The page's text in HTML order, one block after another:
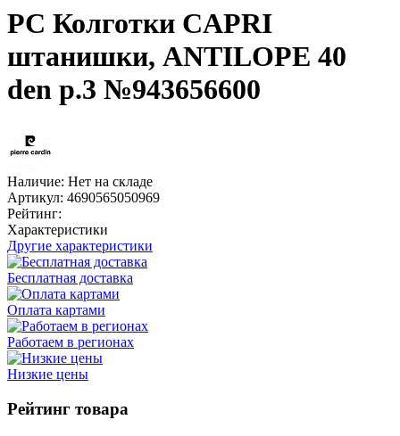
PC Колготки CAPRI
штанишки, ANTILOPE 40
den р.3 №943656600
Наличие: Нет на складе
Артикул: 4690565050969
Рейтинг:
Характеристики
Другие характеристики
Бесплатная доставка
Оплата картами
Работаем в регионах
Низкие цены
Рейтинг товара